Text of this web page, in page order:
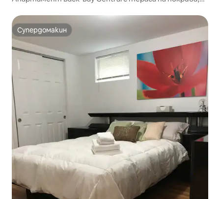
Супердомакин
Супердомакин